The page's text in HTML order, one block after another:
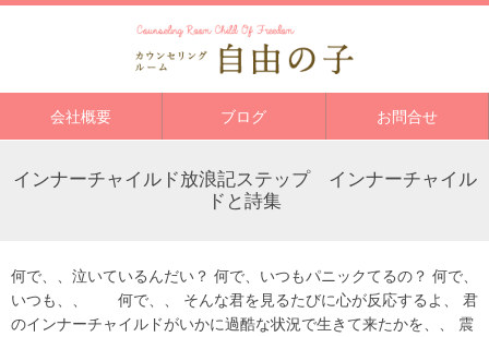
会社概要 ブログ お問合せ
インナーチャイルド放浪記ステップ インナーチャイル
ドと詩集
何で、、泣いているんだい？ 何で、いつもパニックてるの？ 何で、
いつも、、 何で、、 そんな君を見るたびに心が反応するよ、 君
のインナーチャイルドがいかに過酷な状況で生きて来たかを、、 震